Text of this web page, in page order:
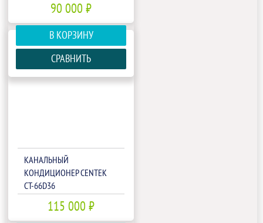
90 000 ₽
В КОРЗИНУ
СРАВНИТЬ
КАНАЛЬНЫЙ
КОНДИЦИОНЕР CENTEK
CT-66D36
115 000 ₽